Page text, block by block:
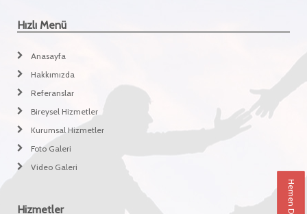
Hızlı Menü
Anasayfa
Hakkımızda
Referanslar
Bireysel Hizmetler
Kurumsal Hizmetler
Foto Galeri
Video Galeri
Hizmetler